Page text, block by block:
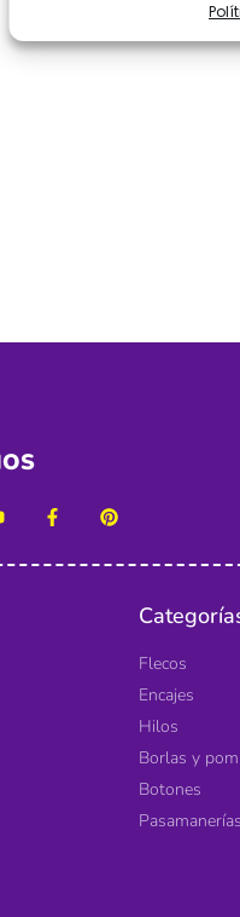
Flecos
Encajes
Hilos
Borlas y
Botones
Pasamanerías